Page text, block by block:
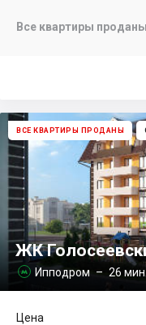
Все квартиры проданы
ВСЕ КВАРТИРЫ ПРОДАНЫ
ЖК
 Ипподром – 26 мин.
Цена